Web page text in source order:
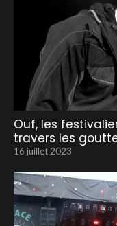
Ouf, les
travers les
16 juillet 2023